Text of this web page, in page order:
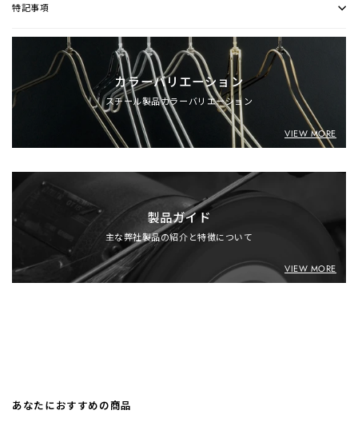
特記事項
カラーバリエーション
スチール製品カラーバリエーション
VIEW MORE
製品ガイド
主な弊社製品の紹介と特徴について
VIEW MORE
あなたにおすすめの商品